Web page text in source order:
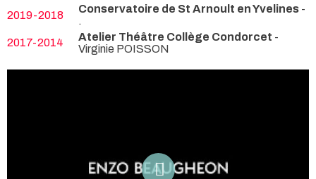
2019-2018
Conservatoire de St Arnoult en Yvelines -
.
2017-2014
Atelier Théâtre Collège Condorcet -
Virginie POISSON